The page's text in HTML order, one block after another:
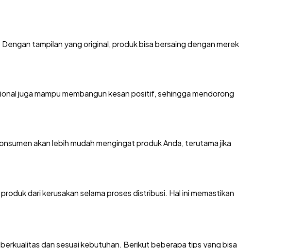
tampilan yang original, produk bisa bersaing dengan merek
juga mampu membangun kesan positif, sehingga mendorong
akan lebih mudah mengingat produk Anda, terutama jika
dari kerusakan selama proses distribusi. Hal ini memastikan
dan sesuai kebutuhan. Berikut beberapa tips yang bisa